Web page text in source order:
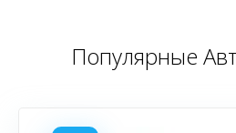
Популярные